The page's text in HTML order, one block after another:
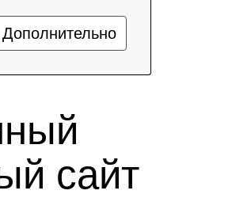
Дополнительно
сайт